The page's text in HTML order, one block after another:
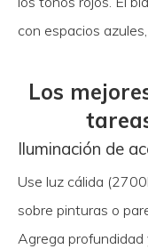
con espacios
Los
Iluminación de
Use luz cálida
sobre pinturas o
Agrega profundidad